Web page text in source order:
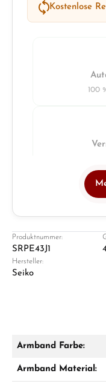
Kostenlose
100
Produktnummer:
SRPE43J1
Hersteller:
Seiko
Armband Farbe:
Armband Material: